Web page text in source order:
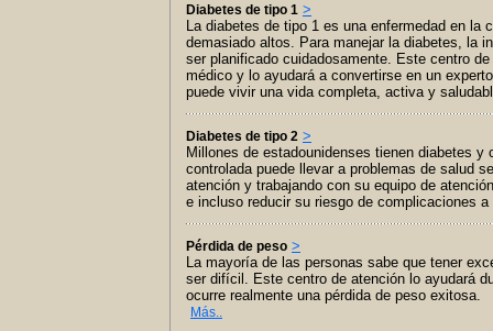
Diabetes de tipo 1 >
La diabetes de tipo 1 es una enfermedad en
demasiado altos. Para manejar la diabetes, la
ser planificado cuidadosamente. Este centro
médico y lo ayudará a convertirse en un
puede vivir una vida completa, activa y
Diabetes de tipo 2 >
Millones de estadounidenses tienen diabetes
controlada puede llevar a problemas de salud
atención y trabajando con su equipo de
e incluso reducir su riesgo de complicaciones
Pérdida de peso >
La mayoría de las personas sabe que tener
ser difícil. Este centro de atención lo ayudará
ocurre realmente una pérdida de peso exitosa.
Más..